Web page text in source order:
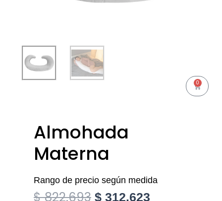
Almohada
Materna
Rango de precio según medida
$822.693 Original
$ 312.623
0
Cart